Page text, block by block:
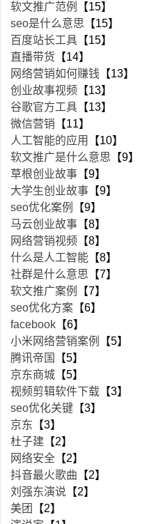
软文推广范例
【15】
seo是什么意思 【15】
百度站长工具 【15】
直播带货 【14】
网络营销如何赚钱 【13】
创业故事视频 【13】
谷歌官方工具 【13】
微信营销 【11】
人工智能的应用
【10】
软文推广是什么意思 【9】
草根创业故事 【9】
大学生创业故事 【9】
seo优化案例
【9】
马云创业故事 【8】
网络营销视频 【8】
什么是人工智能 【8】
社群是什么意思 【7】
软文推广案例
【7】
seo优化方案 【6】
facebook 【6】
小米网络营销案例
【5】
腾讯帝国
【5】
京东商城 【5】
视频剪辑软件下载 【3】
seo优化关键 【3】
京东 【3】
杜子建 【2】
网络安全 【2】
抖音最火歌曲 【2】
刘强东演说 【2】
美团
【2】